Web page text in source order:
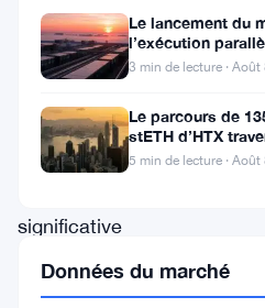
les
données
CoinGecko.
Cette
significative
intervient
alors
Le lancement du
l’exécution
d’Ethereum
3 min de lecture · Août
Le parcours de
stETH d’HTX
Poloniex
5 min de lecture · Août
Données du marché